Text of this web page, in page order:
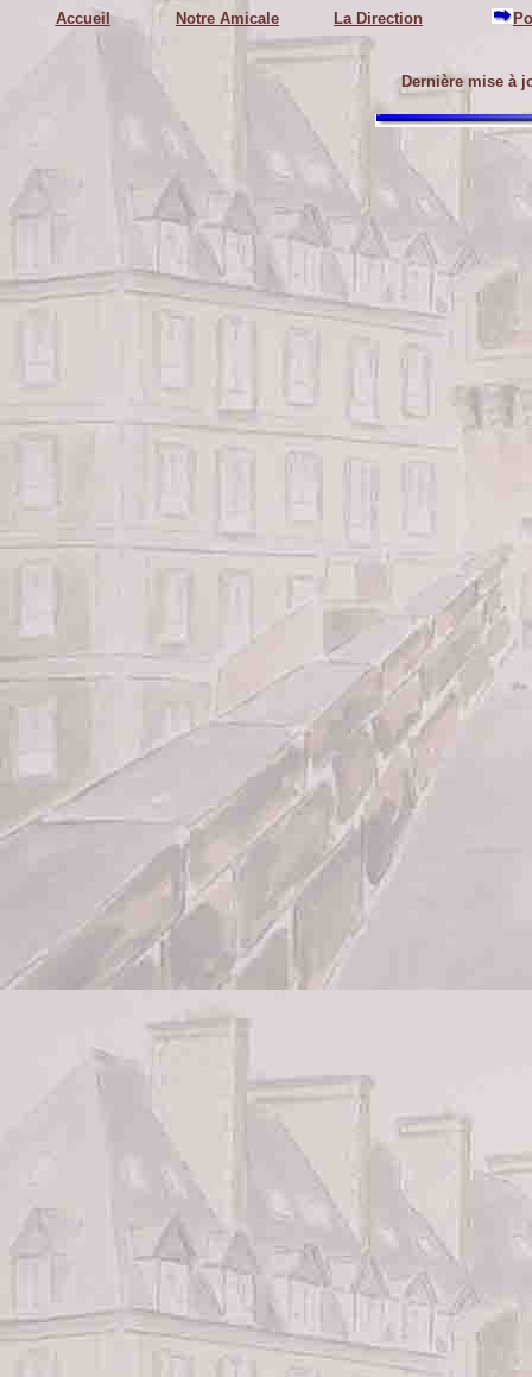
Accueil Notre Amicale La Direction
Dernière mise à